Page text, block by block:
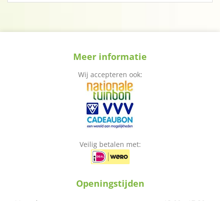
Meer informatie
Wij accepteren ook:
Veilig betalen met:
Openingstijden